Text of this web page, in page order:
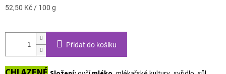
Měrná
52,50 Kč / 100 g
Přidat do košíku